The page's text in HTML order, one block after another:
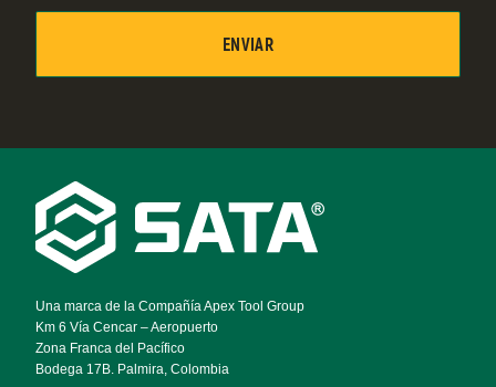
Footer
Navigation
Una marca de la Compañía Apex Tool Group
Km 6 Vía Cencar – Aeropuerto
Zona Franca del Pacífico
Bodega 17B. Palmira, Colombia